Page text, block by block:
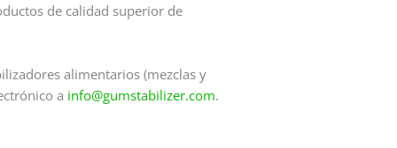
de calidad superior de
alimentarios (mezclas y
a info@gumstabilizer.com.